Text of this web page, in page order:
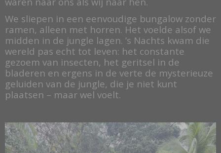
We sliepen in een eenvoudige bungalow zonder
ramen, alleen met horren. Het voelde alsof we
midden in de jungle lagen. ’s Nachts kwam die
wereld pas echt tot leven: het constante
gezoem van insecten, het geritsel in de
bladeren en ergens in de verte de mysterieuze
geluiden van de jungle, die je niet kunt
plaatsen – maar wel voelt.